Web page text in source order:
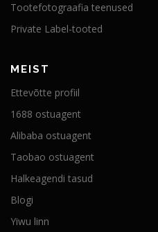
Tootefotograafia teenused
Private Label-tooted
MEIST
Ettevõtte profiil
1688 ostuagent
Alibaba ostuagent
Taobao ostuagent
Halkeagendi tasud
Blogi
Yiwu linn